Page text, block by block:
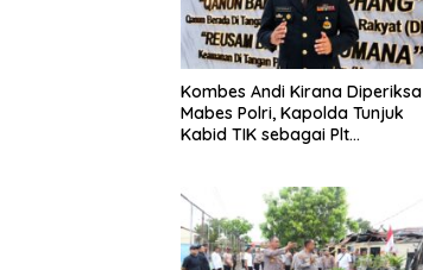
Kombes Andi Kirana Diperiksa
Mabes Polri, Kapolda Tunjuk
Kabid TIK sebagai Plt